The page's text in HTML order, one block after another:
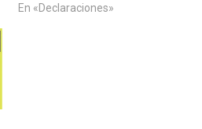
En «Declaraciones»